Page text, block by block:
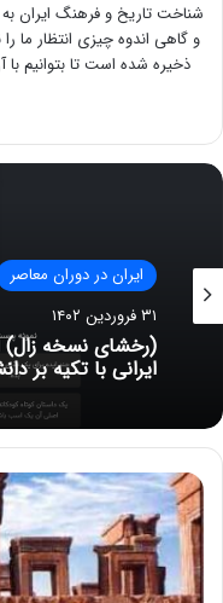
شناخت تاریخ و فرهنگ ایران
و گاهی اندوه چیزی انتظار ما
ذخیره شده است تا بتوانیم
ایران در دوران معاصر
۳۱ فروردین ۱۴۰۲
(رخشای نسخه زال)
ایرانی با تکیه بر